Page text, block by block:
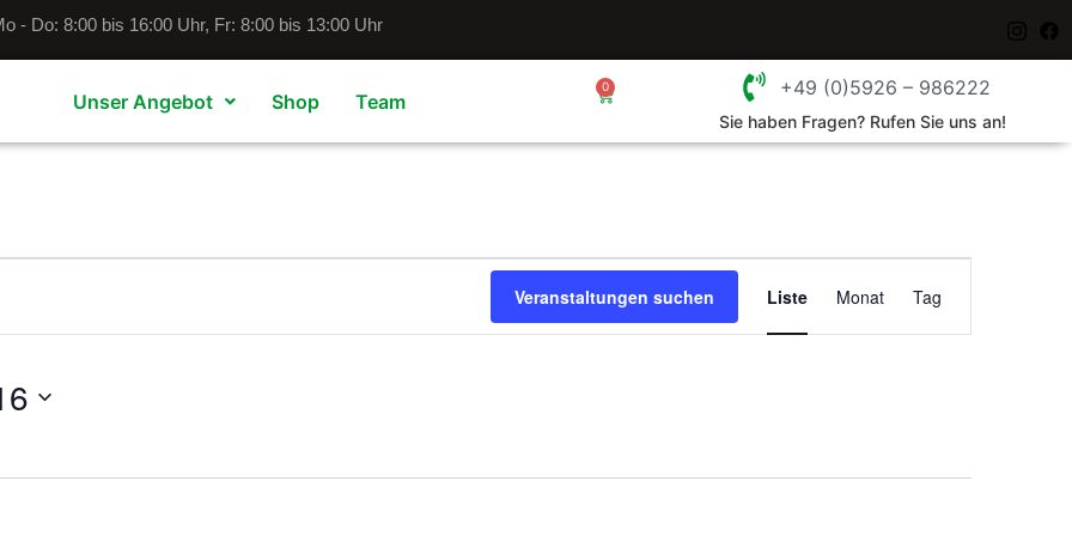
- Do: 8:00 bis 16:00 Uhr, Fr: 8:00 bis 13:00 Uhr
Unser Angebot Shop Team
0 +49 (0)5926 – 986222
Sie haben Fragen? Rufen Sie uns an!
Veranstaltungen suchen
Ansichten-
Liste Monat Tag